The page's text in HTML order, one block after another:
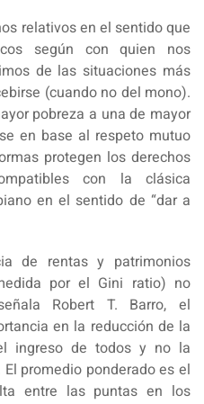
relativos en el sentido que
según con quien nos
de las situaciones más
(cuando no del mono).
pobreza a una de mayor
en base al respeto mutuo
protegen los derechos
con la clásica
en el sentido de “dar a
de rentas y patrimonios
por el Gini ratio) no
Robert T. Barro, el
en la reducción de la
ingreso de todos y no la
promedio ponderado es el
entre las puntas en los